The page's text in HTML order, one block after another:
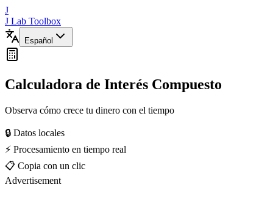
J
J Lab Toolbox
Español
Calculadora de Interés Compuesto
Observa cómo crece tu dinero con el tiempo
🔒 Datos locales
⚡ Procesamiento en tiempo real
📋 Copia con un clic
Advertisement